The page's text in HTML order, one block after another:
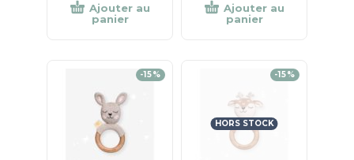
Ajouter au
panier
Ajouter au
panier
-15% -15%
HORS STOCK